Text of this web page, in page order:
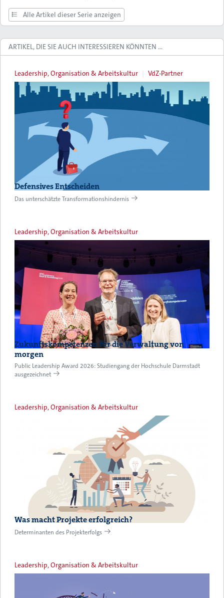
Alle Artikel dieser Serie anzeigen
ARTIKEL, DIE SIE AUCH INTERESSIEREN KÖNNTEN …
Leadership, Organisation & Arbeitskultur VdZ-Partner
Defensives Entscheiden
Das unterschätzte Transformationshindernis
Leadership, Organisation & Arbeitskultur
Zukunftskompetenzen für die Verwaltung von
morgen
Public Leadership Award 2026: Studiengang der Hochschule Darmstadt
ausgezeichnet
Leadership, Organisation & Arbeitskultur
Was macht Projekte erfolgreich?
Determinanten des Projekterfolgs
Leadership, Organisation & Arbeitskultur